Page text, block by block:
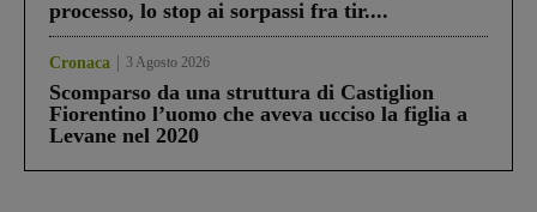
processo, lo stop ai sorpassi fra tir....
Cronaca 3 Agosto 2026
Scomparso da una struttura di Castiglion
Fiorentino l’uomo che aveva ucciso la figlia a
Levane nel 2020